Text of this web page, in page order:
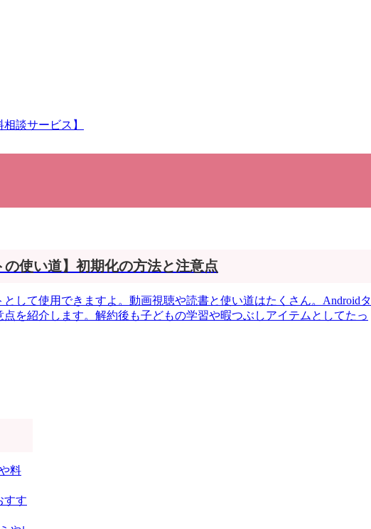
談サービス】
の使い道】初期化の方法と注意点
して使用できますよ。動画視聴や読書と使い道はたくさん。Androidタ
を紹介します。解約後も子どもの学習や暇つぶしアイテムとしてたっ
料
すす